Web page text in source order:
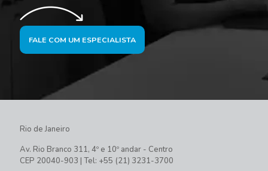
FALE COM UM ESPECIALISTA
Rio de Janeiro
Av. Rio Branco 311, 4º e 10º andar - Centro
CEP 20040-903 | Tel: +55 (21) 3231-3700